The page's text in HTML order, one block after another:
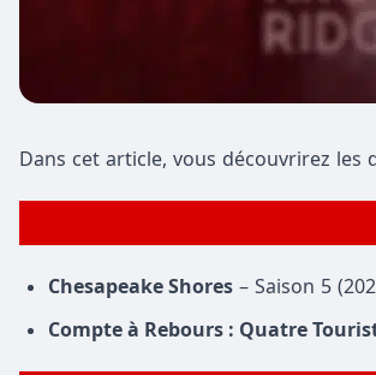
Dans cet article, vous découvrirez
Chesapeake Shores – Saison 5
Compte à Rebours : Quatre